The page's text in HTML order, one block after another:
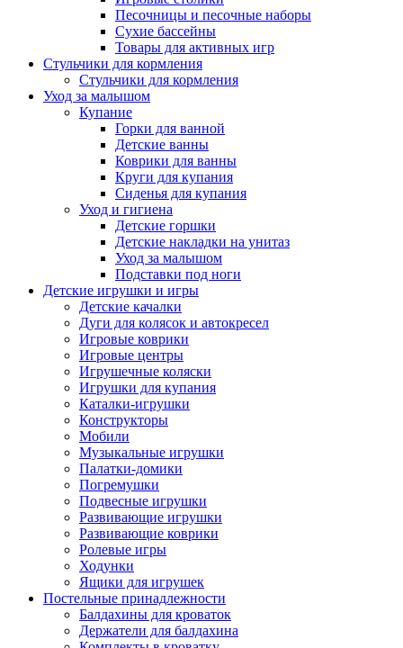
Песочницы и песочные наборы
Сухие бассейны
Товары для активных игр
Стульчики для кормления
Стульчики для кормления
Уход за малышом
Купание
Горки для ванной
Детские ванны
Коврики для ванны
Круги для купания
Сиденья для купания
Уход и гигиена
Детские горшки
Детские накладки на унитаз
Уход за малышом
Подставки под ноги
Детские игрушки и игры
Детские качалки
Дуги для колясок и автокресел
Игровые коврики
Игровые центры
Игрушечные коляски
Игрушки для купания
Каталки-игрушки
Конструкторы
Мобили
Музыкальные игрушки
Палатки-домики
Погремушки
Подвесные игрушки
Развивающие игрушки
Развивающие коврики
Ролевые игры
Ходунки
Ящики для игрушек
Постельные принадлежности
Балдахины для кроваток
Держатели для балдахина